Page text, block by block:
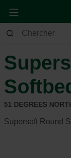
Animaux Chien
51 DEGREES
Supersoft Round